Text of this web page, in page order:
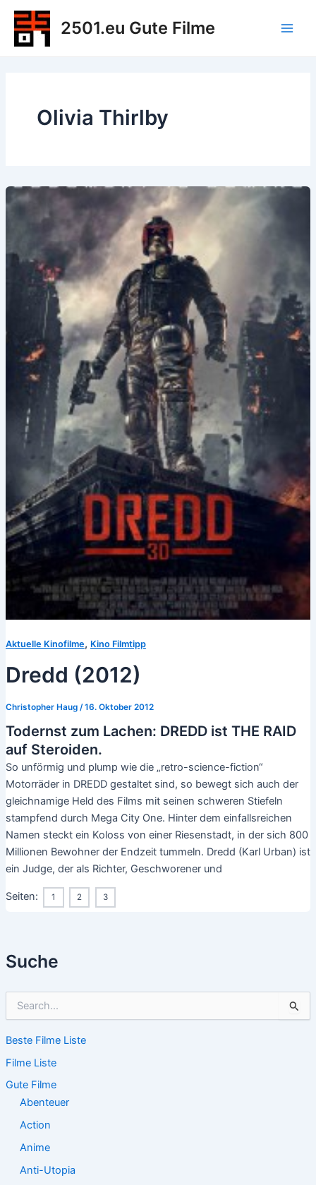
Zum
Inhalt
springen
2501.eu Gute Filme
Suche
h
n
n
Beste Filme Liste
Filme Liste
Gute Filme
Abenteuer
Action
Anime
Anti-Utopia
Olivia Thirlby
Aktuelle Kinofilme, Kino Filmtipp
Dredd (2012)
Christopher Haug /16. Oktober 2012
Todernst zum Lachen: DREDD ist THE RAID
auf Steroiden.
So unförmig und plump wie die „retro-science-fiction“
Motorräder in DREDD gestaltet sind, so bewegt sich auch der
gleichnamige Held des Films mit seinen schweren Stiefeln
stampfend durch Mega City One. Hinter dem einfallsreichen
Namen steckt ein Koloss von einer Riesenstadt, in der sich 800
Millionen Bewohner der Endzeit tummeln. Dredd (Karl Urban) ist
ein Judge, der als Richter, Geschworener und
Seiten: 1 2 3